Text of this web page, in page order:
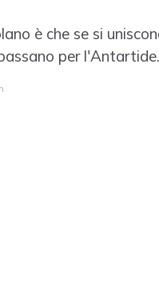
è che se si
per l'Antartide.